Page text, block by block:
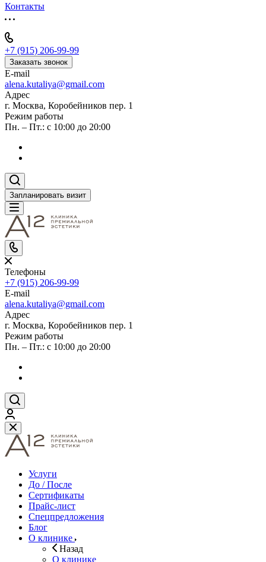
Контакты
+7 (915) 206-99-99
Заказать звонок
E-mail
alena.kutaliya@gmail.com
Адрес
г. Москва, Коробейников пер. 1
Режим работы
Пн. – Пт.: с 10:00 до 20:00
Запланировать визит
Телефоны
+7 (915) 206-99-99
E-mail
alena.kutaliya@gmail.com
Адрес
г. Москва, Коробейников пер. 1
Режим работы
Пн. – Пт.: с 10:00 до 20:00
Услуги
До / После
Сертификаты
Прайс-лист
Спецпредложения
Блог
О клинике
Назад
О клинике